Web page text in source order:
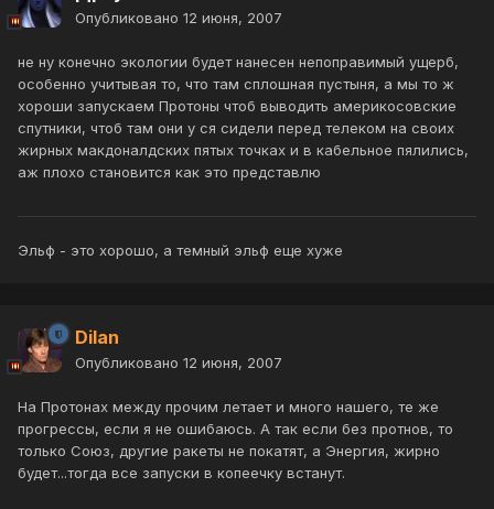
Опубликовано 12 июня, 2007
не ну конечно экологии будет нанесен непоправимый ущерб,
особенно учитывая то, что там сплошная пустыня, а мы то ж
хороши запускаем Протоны чтоб выводить америкосовские
спутники, чтоб там они у ся сидели перед телеком на своих
жирных макдоналдских пятых точках и в кабельное пялились,
аж плохо становится как это представлю
Эльф - это хорошо, а темный эльф еще хуже
Dilan
Опубликовано 12 июня, 2007
На Протонах между прочим летает и много нашего, те же
прогрессы, если я не ошибаюсь. А так если без протнов, то
только Союз, другие ракеты не покатят, а Энергия, жирно
будет...тогда все запуски в копеечку встанут.